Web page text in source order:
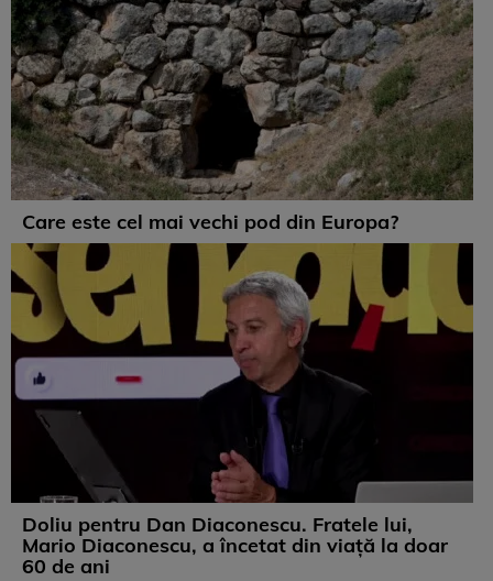
Care este cel mai vechi pod din Europa?
Doliu pentru Dan Diaconescu. Fratele lui,
Mario Diaconescu, a încetat din viață la doar
60 de ani